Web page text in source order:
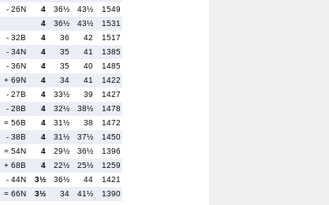
- 26N 4 36½ 43½
1549
4 36½ 43½
1531
- 32B 4 36 42
1517
- 34N 4 35 41
1385
- 36N 4 35 40
1485
+ 69N 4 34 41
1422
- 27B 4 33½ 39
1427
- 28B 4 32½ 38½
1478
= 56B 4 31½ 38
1472
- 38B 4 31½ 37½
1450
= 54N 4 29½ 36½
1396
+ 68B 4 22½ 25½
1259
- 44N 3½ 36½ 44
1421
= 66N 3½ 34 41½
1390